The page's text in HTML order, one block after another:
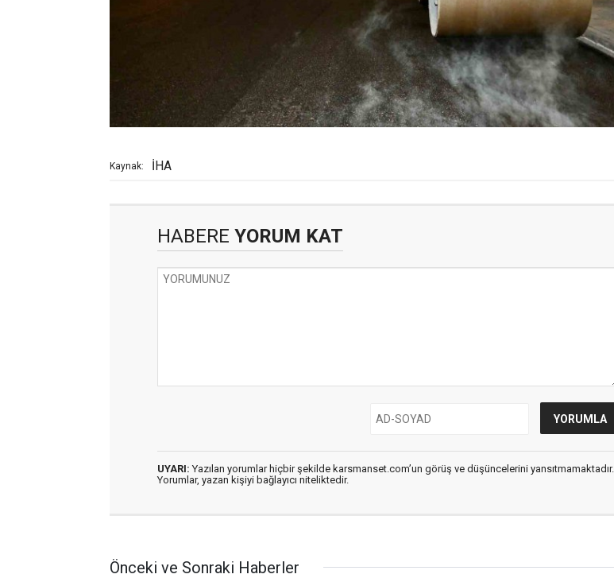
Kaynak: İHA
HABERE YORUM KAT
UYARI: Yazılan yorumlar hiçbir şekilde karsmanset.com’un görüş ve düşüncelerini yansıtmamaktadır.
Yorumlar, yazan kişiyi bağlayıcı niteliktedir.
Önceki ve Sonraki Haberler